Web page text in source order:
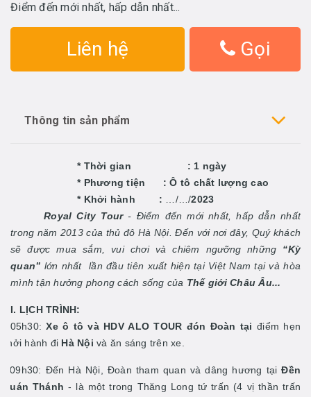
Điểm đến mới nhất, hấp dẫn nhất...
Liên hệ Gọi
Thông tin sản phẩm
* Thời gian : 1 ngày
* Phương tiện : Ô tô chất lượng cao
* Khởi hành : …/…/2023
Royal City Tour- Điểm đến mới nhất, hấp dẫn nhất
trong năm 2013 của thủ đô Hà Nội. Đến với nơi đây, Quý khách
sẽ được mua sắm, vui chơi và chiêm ngưỡng những “Kỳ
quan” lớn nhất lần đầu tiên xuất hiện tại Việt Nam tại và hòa
mình tận hưởng phong cách sống của Thế giới Châu Âu...
I. LỊCH TRÌNH:
- 05h30:Xeô tôvà HDV ALO TOUR đón Đoàn tại điểm hẹn
khởi hành đi Hà Nội và ăn sáng trên xe.
- 09h30: Đến Hà Nội, Đoàn tham quan và dâng hương tạiĐền
Quán Thánh - là một trong Thăng Long tứ trấn (4 vị thần trấn